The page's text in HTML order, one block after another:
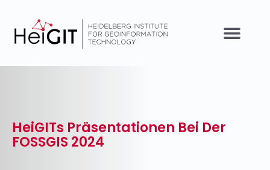
HeiGITs Präsentationen Bei Der
FOSSGIS 2024